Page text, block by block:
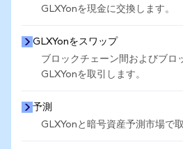
GLXYonを現金に交換します。
GLXYonをスワップ
ブロックチェーン間およびブロ
GLXYonを取引します。
予測
GLXYonと暗号資産予測市場で